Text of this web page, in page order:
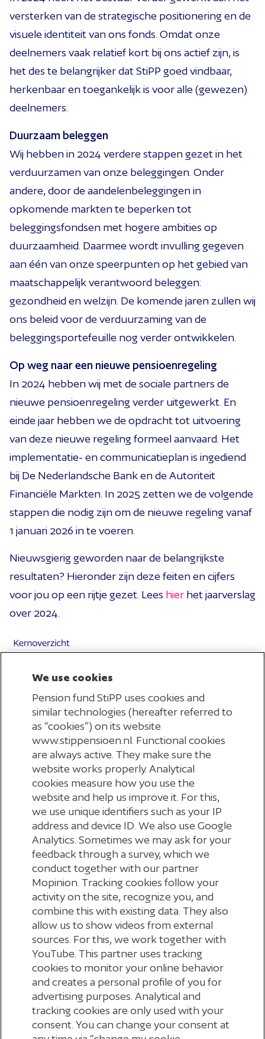
versterken van de strategische positionering en de
visuele identiteit van ons fonds. Omdat onze
deelnemers vaak relatief kort bij ons actief zijn, is
het des te belangrijker dat StiPP goed vindbaar,
herkenbaar en toegankelijk is voor alle (gewezen)
deelnemers.
Duurzaam beleggen
Wij hebben in 2024 verdere stappen gezet in het
verduurzamen van onze beleggingen. Onder
andere, door de aandelenbeleggingen in
opkomende markten te beperken tot
beleggingsfondsen met hogere ambities op
duurzaamheid. Daarmee wordt invulling gegeven
aan één van onze speerpunten op het gebied van
maatschappelijk verantwoord beleggen:
gezondheid en welzijn. De komende jaren zullen wij
ons beleid voor de verduurzaming van de
beleggingsportefeuille nog verder ontwikkelen.
Op weg naar een nieuwe pensioenregeling
In 2024 hebben wij met de sociale partners de
nieuwe pensioenregeling verder uitgewerkt. En
einde jaar hebben we de opdracht tot uitvoering
van deze nieuwe regeling formeel aanvaard. Het
implementatie- en communicatieplan is ingediend
bij De Nederlandsche Bank en de Autoriteit
Financiële Markten. In 2025 zetten we de volgende
stappen die nodig zijn om de nieuwe regeling vanaf
1 januari 2026 in te voeren.
Nieuwsgierig geworden naar de belangrijkste
resultaten? Hieronder zijn deze feiten en cijfers
voor jou op een rijtje gezet. Lees hier het jaarverslag
over 2024.
Terug naar nieuwsoverzicht
We use cookies
Pension fund StiPP uses cookies and
similar technologies (hereafter referred to
as “cookies”) on its website
www.stippensioen.nl. Functional cookies
are always active. They make sure the
website works properly. Analytical
cookies measure how you use the
website and help us improve it. For this,
we use unique identifiers such as your IP
address and device ID. We also use Google
Analytics. Sometimes we may ask for your
feedback through a survey, which we
conduct together with our partner
Mopinion. Tracking cookies follow your
activity on the site, recognize you, and
combine this with existing data. They also
allow us to show videos from external
sources. For this, we work together with
YouTube. This partner uses tracking
cookies to monitor your online behavior
and creates a personal profile of you for
advertising purposes. Analytical and
tracking cookies are only used with your
consent. You can change your consent at